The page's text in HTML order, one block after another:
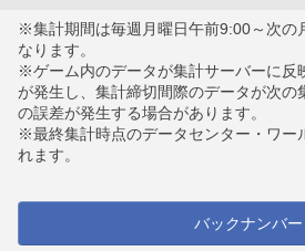
※集計期間は毎週月曜日午前9:00～次の
なります。
※ゲーム内のデータが集計サーバーに反
が発生し、集計締切間際のデータが次の
の誤差が発生する場合があります。
※最終集計時点のデータセンター・ワー
れます。
バックナンバー